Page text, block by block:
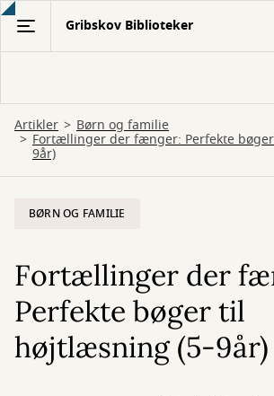
Gå
hovedindhold
Gribskov Biblioteker
Artikler Børn og familie
Fortællinger der fænger: Perfekte
9år)
BØRN OG FAMILIE
Fortællinger der
Perfekte bøger til
højtlæsning (5-9år)